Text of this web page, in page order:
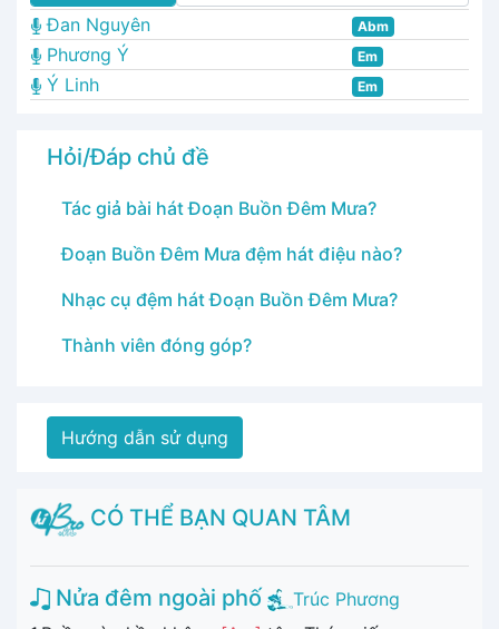
Đan Nguyên
Abm
Phương Ý Em
Ý Linh Em
Hỏi/Đáp chủ đề
Tác giả bài hát Đoạn Buồn Đêm Mưa?
Đoạn Buồn Đêm Mưa đệm hát điệu nào?
Nhạc cụ đệm hát Đoạn Buồn Đêm Mưa?
Thành viên đóng góp?
Hướng dẫn sử dụng
CÓ THỂ BẠN QUAN TÂM
Nửa đêm ngoài phố
Trúc Phương